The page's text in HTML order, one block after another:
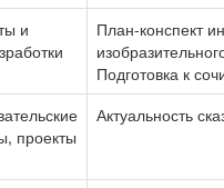
и
План-конспект
Подготовка к
проекты
Актуальность